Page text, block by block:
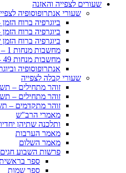
שעורים לצפייה והאזנה
שעורי אנתרופוסופיה
ביוגרפיה ברוח הזמן –
ביוגרפיה ברוח הזמן –
ביוגרפיה ברוח הזמן
מחשבות מנחות 1 – 48
מחשבות מנחות 49 – היום
אנתרופוסופיה
שעורי קבלה לצפייה
זוהר מתחילים –
זוהר מתחילים –
זוהר מתקדמים –
מאמרי הרב"ש
ותלכנה שתיהן
מאמר הערבות
מאמר השלום
פרשות השבוע חגים
ספר
ספר שמות